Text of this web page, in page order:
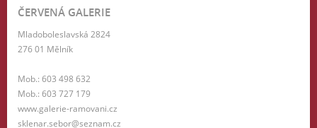
ČERVENÁ GALERIE
Mladoboleslavská 2824
276 01 Mělník
Mob.: 603 498 632
Mob.: 603 727 179
www.galerie-ramovani.cz
sklenar.sebor@seznam.cz